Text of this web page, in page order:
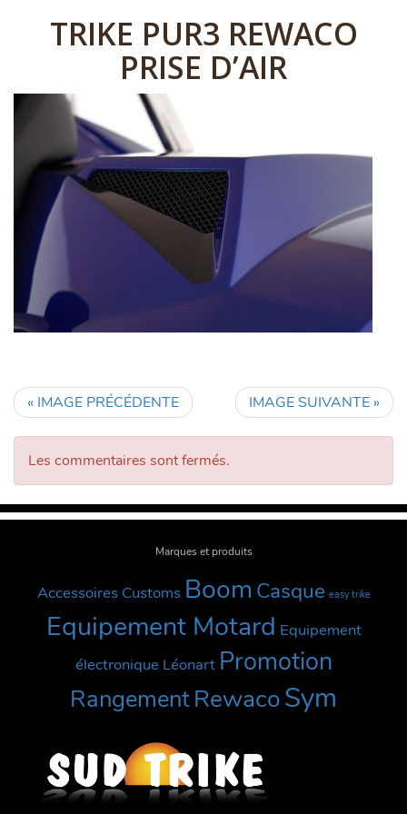
TRIKE PUR3 REWACO
PRISE D’AIR
« IMAGE PRÉCÉDENTE IMAGE SUIVANTE »
Les commentaires sont fermés.
Marques et produits
Accessoires Customs Boom Casque easy trike
Equipement Motard Equipement
électronique Léonart Promotion
RangementRewacoSym